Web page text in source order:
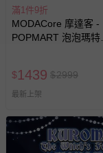
滿1件9折
MODACore 摩達客 -
POPMART 泡泡瑪特
手辦模型(隨機2盒入)
$1439 $2999
最新上架